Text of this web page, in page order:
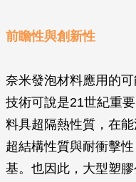
前瞻性與創新性
奈米發泡材料應用的
技術可說是21世紀重
料具超隔熱性質，在
超結構性質與耐衝擊
基。也因此，大型塑